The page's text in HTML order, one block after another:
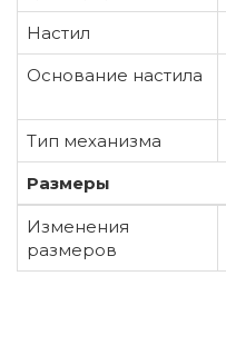
Настил
Основание настила
Тип механизма
Размеры
Изменения
размеров